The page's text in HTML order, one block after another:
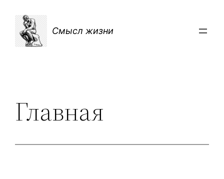
содержимому
Смысл жизни
Главная